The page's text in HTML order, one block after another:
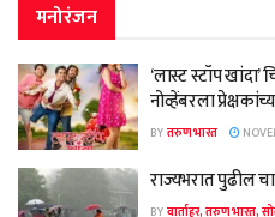
मनोरंजन
‘लास्ट स्टॉप खांदा’
नोव्हेंबरला
BYतरुण भारत
राज्यभरात पुढील
BYवार्ताहर, तरुण भारत,